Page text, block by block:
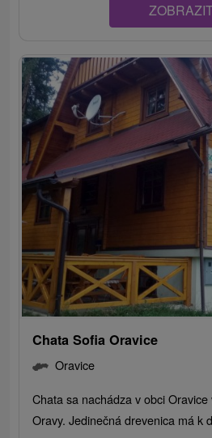
Chata Sofia Oravice
Oravice
Chata sa nachádza v obci
Oravy. Jedinečná drevenica má k